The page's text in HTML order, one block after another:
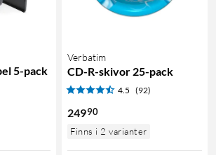
5-pack
Verbatim
CD-R-skivor 25-pack
4.5 (92)
24990
Finns i 2 varianter